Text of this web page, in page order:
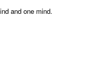
and one mind.